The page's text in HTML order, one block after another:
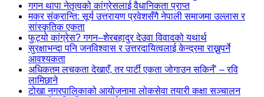
गगन थापा नेतृत्वको कांग्रेसलाई वैधानिकता प्राप्त
मकर संक्रान्ति: सूर्य उत्तरायण प्रवेशसँगै नेपाली समाजमा उल्लास र
सांस्कृतिक एकता
फुट्यो कांग्रेस? गगन–शेरबहादुर देउवा विवादको यथार्थ
सुरक्षाभन्दा पनि जनविश्वास र उत्तरदायित्वलाई केन्द्रमा राख्नुपर्ने
आवश्यकता
अधिकतम लचकता देखाएँ, तर पार्टी एकता जोगाउन सकिनँ’ – रवि
लामिछाने
टोखा नगरपालिकाको आयोजनामा लोकसेवा तयारी कक्षा सञ्चालन